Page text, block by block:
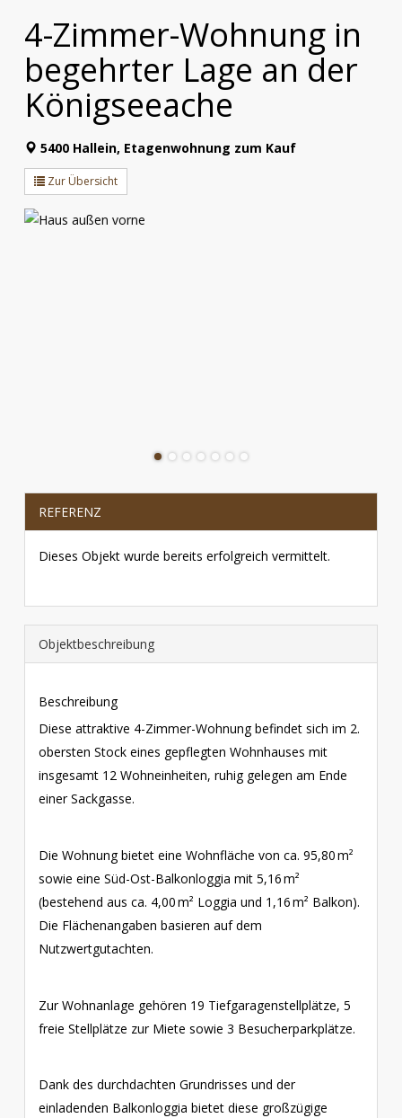
4-Zimmer-Wohnung in
begehrter Lage an der
Königseeache
5400 Hallein, Etagenwohnung zum Kauf
Zur Übersicht
REFERENZ
Dieses Objekt wurde bereits erfolgreich vermittelt.
Objekt­beschreibung
Beschreibung
Diese attraktive 4-Zimmer-Wohnung befindet sich im 2.
obersten Stock eines gepflegten Wohnhauses mit
insgesamt 12 Wohneinheiten, ruhig gelegen am Ende
einer Sackgasse.
Die Wohnung bietet eine Wohnfläche von ca. 95,80 m²
sowie eine Süd-Ost-Balkonloggia mit 5,16 m²
(bestehend aus ca. 4,00 m² Loggia und 1,16 m² Balkon).
Die Flächenangaben basieren auf dem
Nutzwertgutachten.
Zur Wohnanlage gehören 19 Tiefgaragenstellplätze, 5
freie Stellplätze zur Miete sowie 3 Besucherparkplätze.
Dank des durchdachten Grundrisses und der
einladenden Balkonloggia bietet diese großzügige